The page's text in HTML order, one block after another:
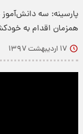
پارسینه: سه
همزمان اقدام به
۱۷ اردیبهشت ۱۳۹۷